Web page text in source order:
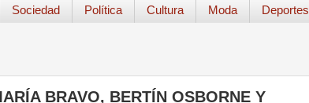
Sociedad Política Cultura Moda Deportes
BRAVO, BERTÍN OSBORNE Y